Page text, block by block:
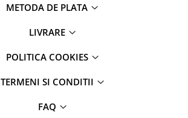
METODA DE PLATA
LIVRARE
POLITICA COOKIES
TERMENI SI CONDITII
FAQ